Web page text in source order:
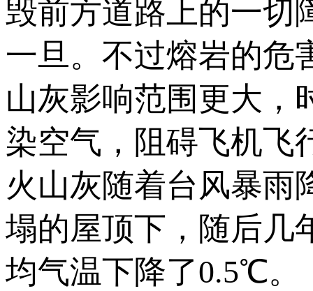
毁前方道路上的一切
一旦。不过熔岩的危
山灰影响范围更大，
染空气，阻碍飞机飞
火山灰随着台风暴雨
塌的屋顶下，随后几
均气温下降了0.5℃。